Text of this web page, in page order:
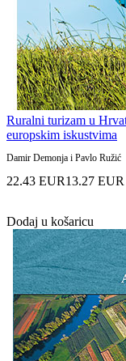
Ruralni turizam u
europskim iskustvima
Damir Demonja i Pavlo Ružić
22.43 EUR13.27 EUR
Dodaj u košaricu